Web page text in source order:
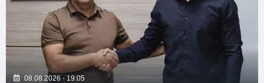
08.08.2026 - 19:05